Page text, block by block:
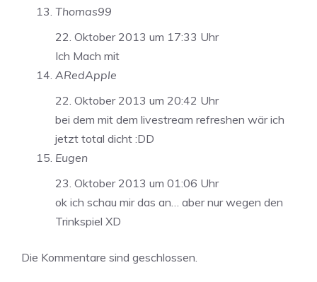
Thomas99
22. Oktober 2013 um 17:33 Uhr
Ich Mach mit
ARedApple
22. Oktober 2013 um 20:42 Uhr
bei dem mit dem livestream refreshen wär ich
jetzt total dicht :DD
Eugen
23. Oktober 2013 um 01:06 Uhr
ok ich schau mir das an… aber nur wegen den
Trinkspiel XD
Die Kommentare sind geschlossen.